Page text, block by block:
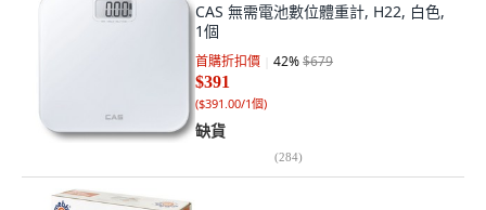
CAS 無需電池數位體重計, H22, 白色,
1個
首購折扣價 42%$679
$391
($391.00/1個)
缺貨
(284)